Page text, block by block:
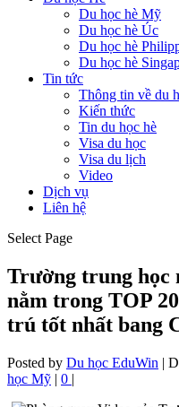
Du học hè Mỹ
Du học hè Úc
Du học hè
Du học hè
Tin tức
Thông tin về du
Kiến thức
Tin du học hè
Visa du học
Visa du lịch
Video
Dịch vụ
Liên hệ
Select Page
Trường trung học
nằm trong TOP
trú tốt nhất bang
Posted by Du học EduWin |
học Mỹ | 0 |